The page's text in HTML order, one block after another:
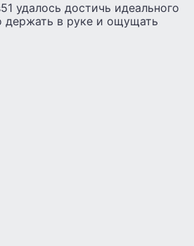
удалось достичь идеального
держать в руке и ощущать